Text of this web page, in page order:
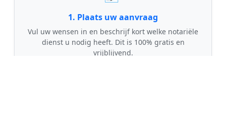
1. Plaats uw aanvraag
Vul uw wensen in en beschrijf kort welke notariële
dienst u nodig heeft. Dit is 100% gratis en
vrijblijvend.